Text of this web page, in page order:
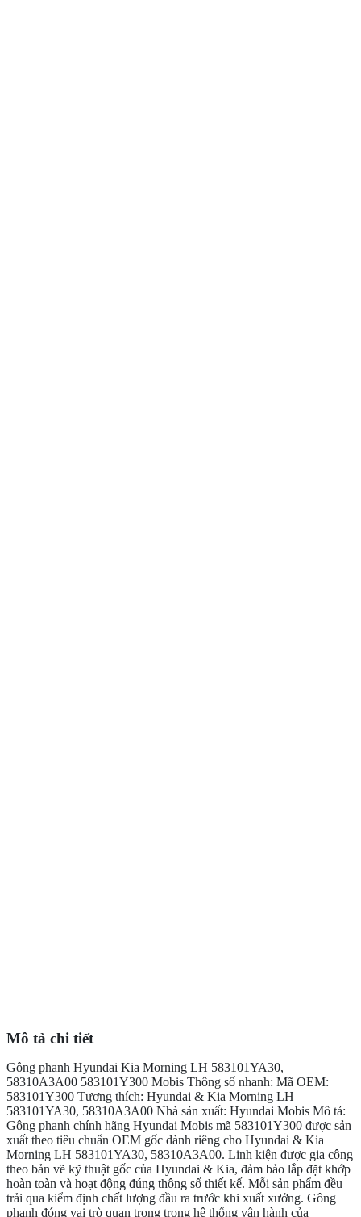
Mô tả chi tiết
Gông phanh Hyundai Kia Morning LH 583101YA30,
58310A3A00 583101Y300 Mobis Thông số nhanh: Mã OEM:
583101Y300 Tương thích: Hyundai & Kia Morning LH
583101YA30, 58310A3A00 Nhà sản xuất: Hyundai Mobis Mô tả:
Gông phanh chính hãng Hyundai Mobis mã 583101Y300 được sản
xuất theo tiêu chuẩn OEM gốc dành riêng cho Hyundai & Kia
Morning LH 583101YA30, 58310A3A00. Linh kiện được gia công
theo bản vẽ kỹ thuật gốc của Hyundai & Kia, đảm bảo lắp đặt khớp
hoàn toàn và hoạt động đúng thông số thiết kế. Mỗi sản phẩm đều
trải qua kiểm định chất lượng đầu ra trước khi xuất xưởng. Gông
phanh đóng vai trò quan trọng trong hệ thống vận hành của